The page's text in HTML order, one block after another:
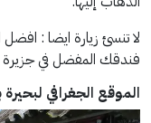
لا تنسئ زيارة ايضا : افضل
فندقك المفضل في جزيرة
الموقع الجغرافي لبحيرة